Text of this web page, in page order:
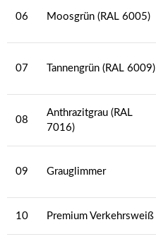
06 Moosgrün (RAL 6005)
07 Tannengrün (RAL 6009)
08
Anthrazitgrau (RAL
7016)
09 Grauglimmer
10 Premium Verkehrsweiß